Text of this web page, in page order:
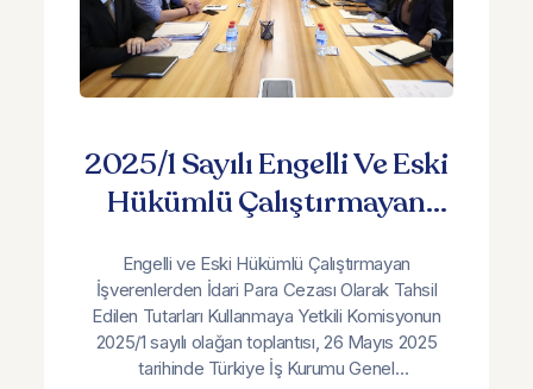
2025/1 Sayılı Engelli Ve Eski
Hükümlü Çalıştırmayan
İdari Para Cezalarını
Kullanmaya Yetkili
Komisyon Toplantısı Yapıldı
Engelli ve Eski Hükümlü Çalıştırmayan
İşverenlerden İdari Para Cezası Olarak Tahsil
Edilen Tutarları Kullanmaya Yetkili Komisyonun
2025/1 sayılı olağan toplantısı, 26 Mayıs 2025
tarihinde Türkiye İş Kurumu Genel